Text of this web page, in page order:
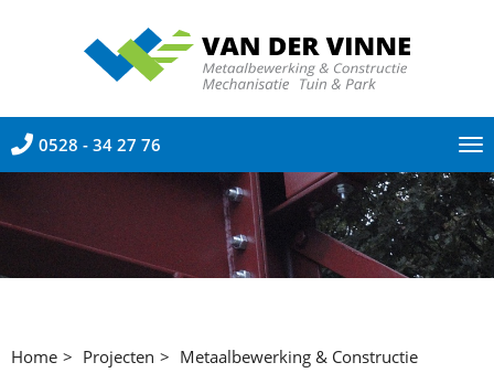
0528 - 34 27 76
Home Projecten
Metaalbewerking & Constructie